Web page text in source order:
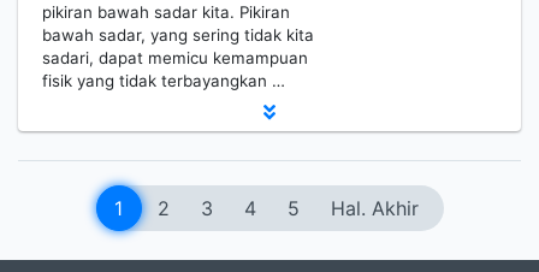
pikiran bawah sadar kita. Pikiran
bawah sadar, yang sering tidak kita
sadari, dapat memicu kemampuan
fisik yang tidak terbayangkan …
1 2 3 4 5 Hal. Akhir